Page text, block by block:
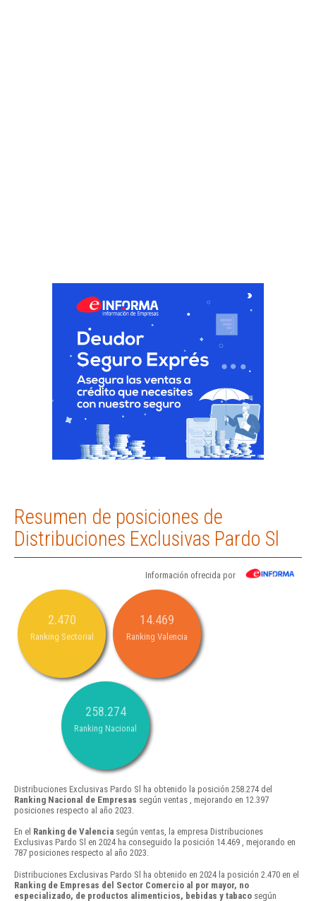
Resumen de posiciones de
Distribuciones Exclusivas Pardo Sl
Información ofrecida por
2.470
Ranking Sectorial
14.469
Ranking Valencia
258.274
Ranking Nacional
Distribuciones Exclusivas Pardo Sl ha obtenido la posición 258.274 del
Ranking Nacional de Empresas según ventas , mejorando en 12.397
posiciones respecto al año 2023.
En el Ranking de Valencia según ventas, la empresa Distribuciones
Exclusivas Pardo Sl en 2024 ha conseguido la posición 14.469 , mejorando en
787 posiciones respecto al año 2023.
Distribuciones Exclusivas Pardo Sl ha obtenido en 2024 la posición 2.470 en el
Ranking de Empresas del Sector Comercio al por mayor, no
especializado, de productos alimenticios, bebidas y tabaco según